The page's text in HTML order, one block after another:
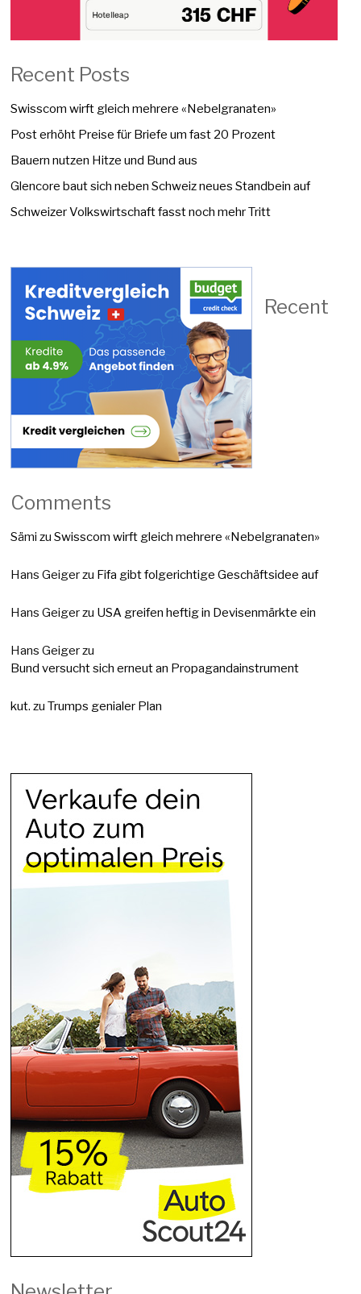
Recent Posts
Swisscom wirft gleich mehrere «Nebelgranaten»
Post erhöht Preise für Briefe um fast 20 Prozent
Bauern nutzen Hitze und Bund aus
Glencore baut sich neben Schweiz neues Standbein auf
Schweizer Volkswirtschaft fasst noch mehr Tritt
Recent
Comments
Sämi zuSwisscom wirft gleich mehrere «Nebelgranaten»
Hans Geigerzu Fifa gibt folgerichtige Geschäftsidee auf
Hans Geigerzu USA greifen heftig in Devisenmärkte ein
Hans Geigerzu
Bund versucht sich erneut an Propagandainstrument
kut. zuTrumps genialer Plan